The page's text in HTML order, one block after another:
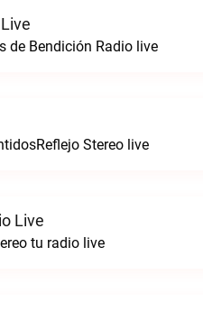
de Bendición Radio live
Stereo live
Live
tu radio live